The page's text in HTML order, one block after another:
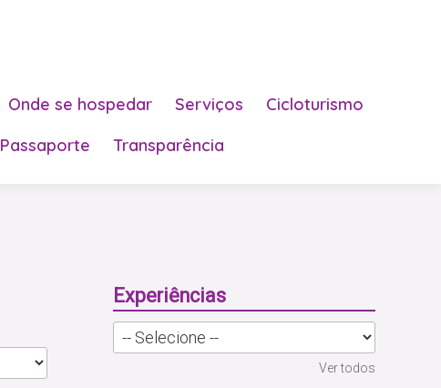
Onde se hospedar Serviços
Cicloturismo
Passaporte Transparência
Experiências
Ver todos